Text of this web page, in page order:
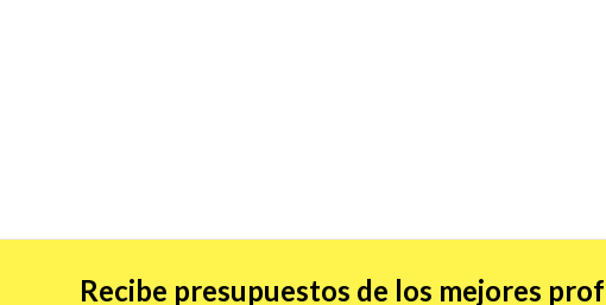
Recibe presupuestos de los mejores